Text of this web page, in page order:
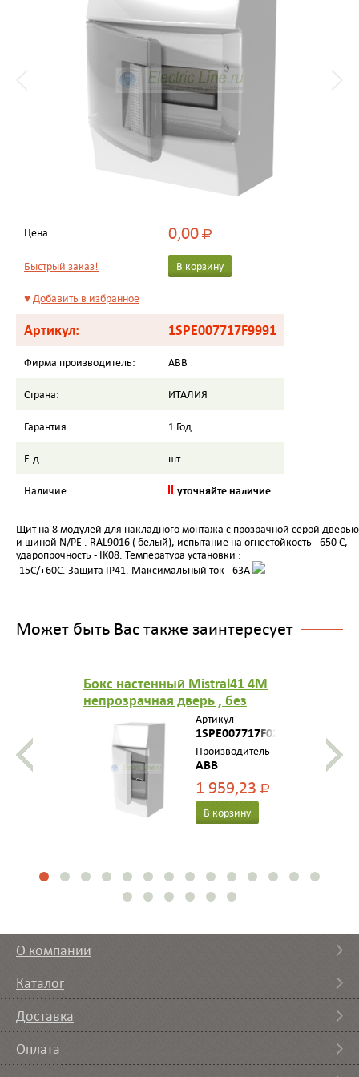
Цена: 0,00Р
Быстрый заказ! В корзину
♥Добавить в избранное
Артикул: 1SPE007717F9991
Фирма производитель: ABB
Страна: ИТАЛИЯ
Гарантия: 1 Год
Е.д.: шт
Наличие: уточняйте наличие
Щит на 8 модулей для накладного монтажа с прозрачной серой дверью
и шиной N/PE . RAL9016 ( белый), испытание на огнестойкость - 650 С,
ударопрочность - IK08. Температура установки :
-15C/+60C. Защита IP41. Максимальный ток - 63А
Может быть Вас также заинтересует
Бокс настенный Mistral41 4М
непрозрачная дверь , без
Артикул
1SPE007717F0210
Производитель
ABB
1 959,23Р
В корзину
О компании
Каталог
Доставка
Оплата